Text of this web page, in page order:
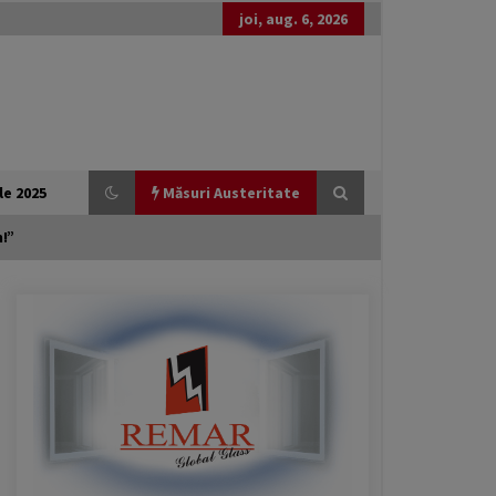
joi, aug. 6, 2026
2025 Măsuri Austeritate
internă: România între promisiuni
globale și realități locale
20 februarie 2026
Guvernul Bolojan taie iar de la
elevi. Programul național Vouchere
culturale pentru elevi a fost amânat
pentru anul școlar 2027 – 2028